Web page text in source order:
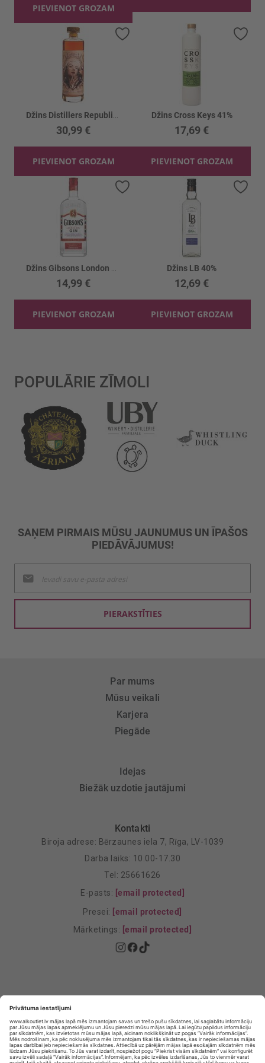
PIEVIENOT GROZAM
30,99 €
PIEVIENOT GROZAM
Pievienot vēlmju sarakstam
Džins Cross Keys 41%
17,69 €
PIEVIENOT GROZAM
14,99 €
PIEVIENOT GROZAM
Pievienot vēlmju sarakstam
Džins LB 40%
12,69 €
PIEVIENOT GROZAM
POPULĀRIE ZĪMOLI
SAŅEM PIRMAIS MŪSU JAUNUMUS UN ĪPAŠOS
PIEDĀVĀJUMUS!
jaunumu
saņemšanai:
PIERAKSTĪTIES
Par mums
Mūsu veikali
Karjera
Piegāde
Idejas
Biežāk uzdotie jautājumi
Kontakti
Biroja adrese: Bērzaunes iela 7, Rīga, LV-1039
Darba laiks: 10.00-17.30
Tel: 25661626
E-pasts: [email protected]
Presei: [email protected]
Mārketings: [email protected]
Privātuma Iestatījumi
E-veikala lietošanas noteikumi